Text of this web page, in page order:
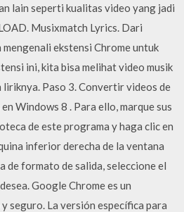
lain seperti kualitas video yang jadi
Musixmatch Lyrics. Dari
mengenali ekstensi Chrome untuk
ini, kita bisa melihat video musik
liriknya. Paso 3. Convertir videos de
Windows 8 . Para ello, marque sus
de este programa y haga clic en
inferior derecha de la ventana
de formato de salida, seleccione el
Google Chrome es un
seguro. La versión específica para